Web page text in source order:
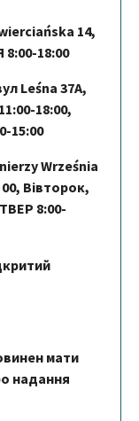
14,
18:00
Leśna 37А,
18:00,
15:00
Września
Вівторок,
8:00-
мати
надання